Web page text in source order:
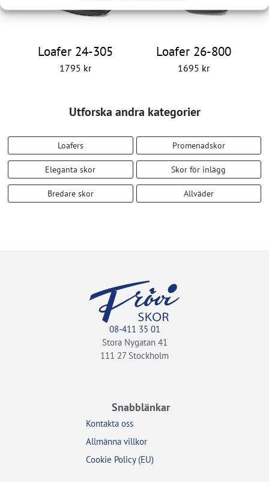
Loafer 26-800
1695 kr
Loafer 24-305
1795 kr
Utforska andra kategorier
Loafers Promenadskor
Eleganta skor Skor för inlägg
Bredare skor Allväder
08-411 35 01
Stora Nygatan 41
111 27 Stockholm
Snabblänkar
Kontakta oss
Allmänna villkor
Cookie Policy (EU)